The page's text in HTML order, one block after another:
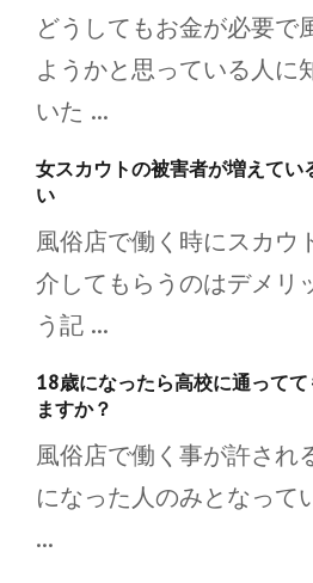
どうしてもお金が必要で
ようかと思っている人に
いた ...
女スカウトの被害者が増えてい
い
風俗店で働く時にスカウ
介してもらうのはデメリ
う記 ...
18歳になったら高校に通って
ますか？
風俗店で働く事が許され
になった人のみとなって
...